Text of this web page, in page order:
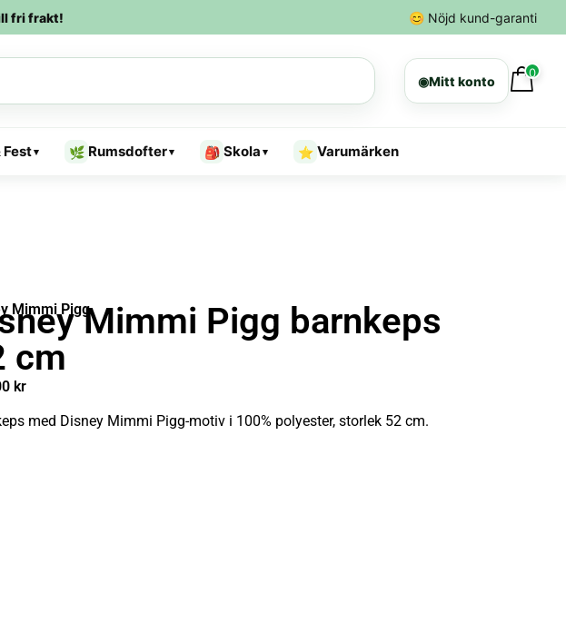
fri frakt! 😊 Nöjd kund-garanti
◉Mitt konto
0
Fest▾ 🌿 Rumsdofter▾ 🎒 Skola ▾ ⭐ Varumärken
Mimmi PiggMimmi Pigg barnkeps
cm
kr
med Disney Mimmi Pigg-motiv i 100% polyester, storlek 52 cm.